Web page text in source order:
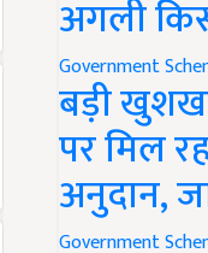
अगली
Government
बड़ी
पर मिल
अनुदान,
Government